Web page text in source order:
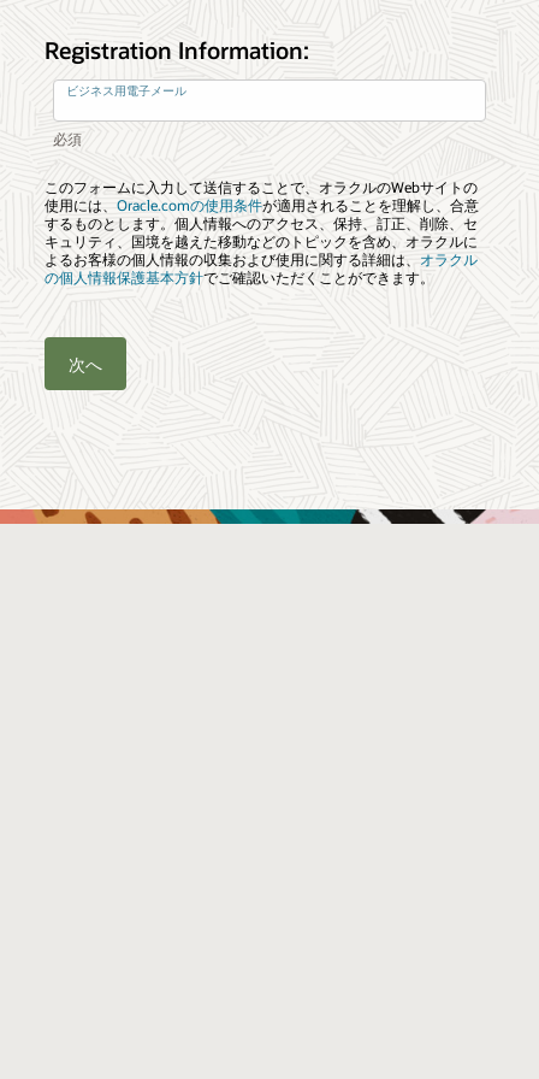
Registration Information:
ビジネス用電子メール
このフォームに入力して送信することで、オラクルのWebサイトの
使用には、Oracle.comの使用条件が適用されることを理解し、合意
するものとします。個人情報へのアクセス、保持、訂正、削除、セ
キュリティ、国境を越えた移動などのトピックを含め、オラクルに
よるお客様の個人情報の収集および使用に関する詳細は、 オラクル
の個人情報保護基本方針でご確認いただくことができます。
次へ